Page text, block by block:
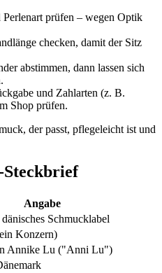
prüfen – wegen Optik
checken, damit der Sitz
abstimmen, dann lassen sich
und Zahlarten (z. B.
Shop prüfen.
der passt, pflegeleicht ist und
Angabe
Schmucklabel
Konzern)
Annike Lu ("Anni Lu")